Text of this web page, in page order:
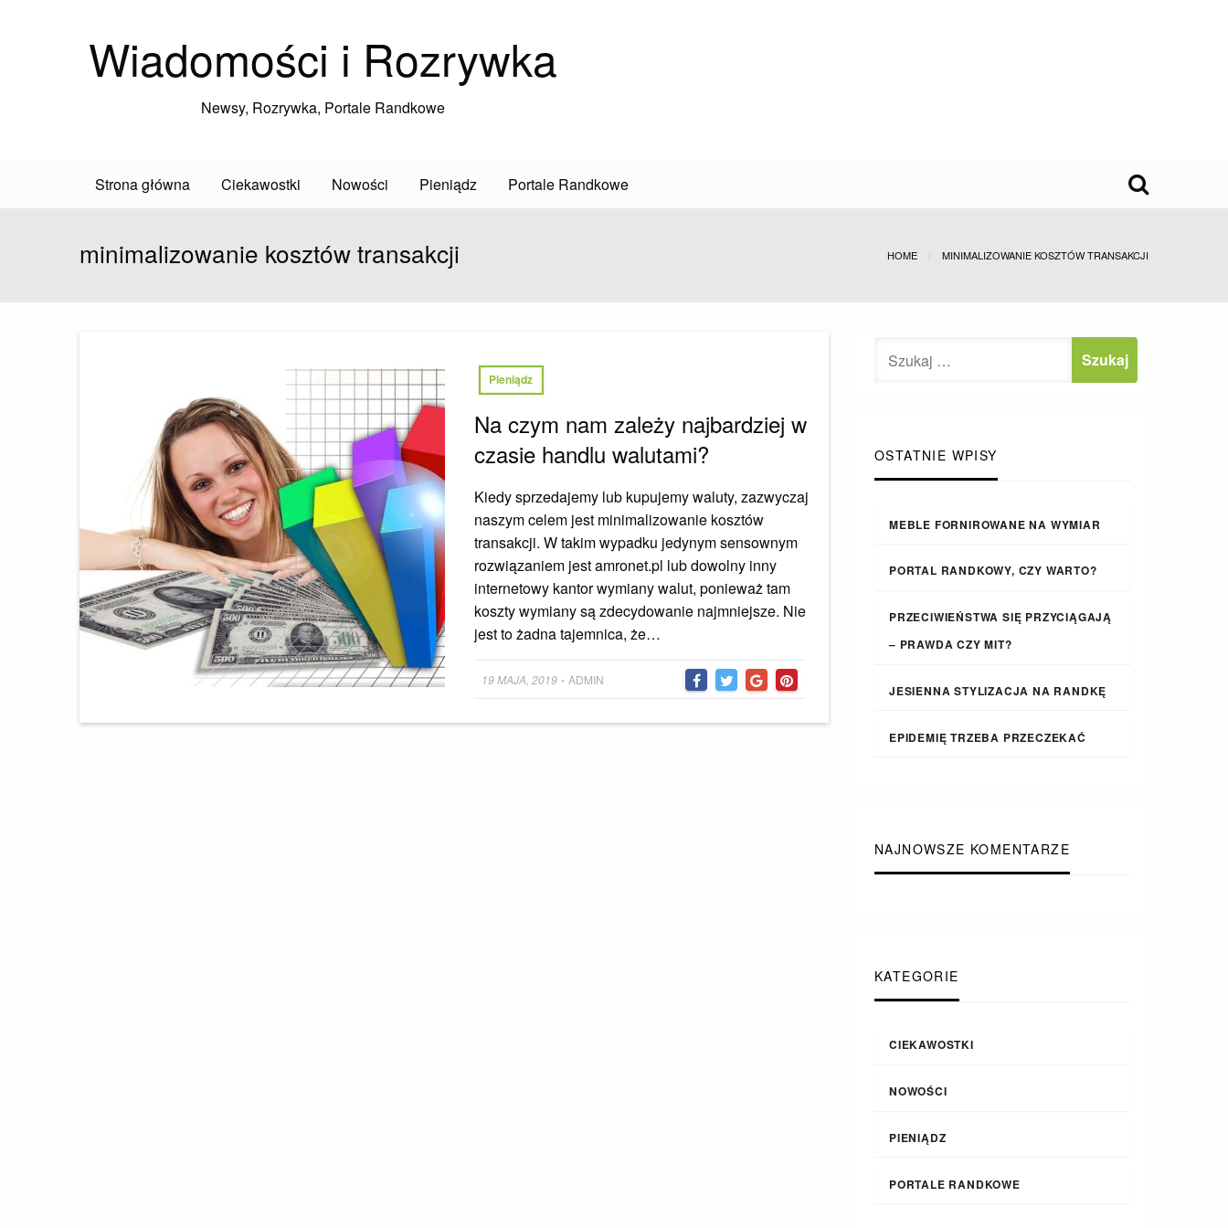
Wiadomości i Rozrywka
Newsy, Rozrywka, Portale Randkowe
Strona główna Ciekawostki Nowości Pieniądz Portale Randkowe
minimalizowanie kosztów transakcji HOME MINIMALIZOWANIE KOSZTÓW TRANSAKCJI
Pieniądz
Na czym nam zależy najbardziej w
czasie handlu walutami?
Kiedy sprzedajemy lub kupujemy waluty, zazwyczaj
naszym celem jest minimalizowanie kosztów
transakcji. W takim wypadku jedynym sensownym
rozwiązaniem jest amronet.pl lub dowolny inny
internetowy kantor wymiany walut, ponieważ tam
koszty wymiany są zdecydowanie najmniejsze. Nie
jest to żadna tajemnica, że…
Posted
19 MAJA, 2019 • ADMIN
OSTATNIE WPISY
MEBLE FORNIROWANE NA WYMIAR
PORTAL RANDKOWY, CZY WARTO?
PRZECIWIEŃSTWA SIĘ PRZYCIĄGAJĄ
– PRAWDA CZY MIT?
JESIENNA STYLIZACJA NA RANDKĘ
EPIDEMIĘ TRZEBA PRZECZEKAĆ
NAJNOWSZE KOMENTARZE
KATEGORIE
CIEKAWOSTKI
NOWOŚCI
PIENIĄDZ
PORTALE RANDKOWE